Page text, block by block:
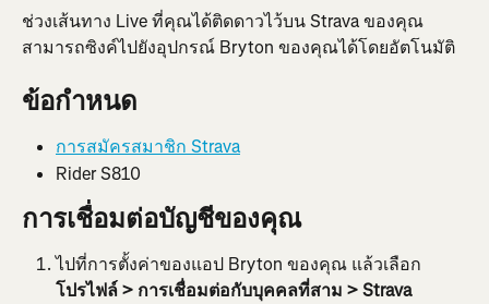
ช่วงเส้นทาง Live ที่คุณได้ติดดาวไว้บน Strava ของคุณ
สามารถซิงค์ไปยังอุปกรณ์ Bryton ของคุณได้โดยอัตโนมัติ
ข้อกำหนด
การสมัครสมาชิก Strava
Rider S810
การเชื่อมต่อบัญชีของคุณ
ไปที่การตั้งค่าของแอป Bryton ของคุณ แล้วเลือก
โปรไฟล์> การเชื่อมต่อกับบุคคลที่สาม > Strava